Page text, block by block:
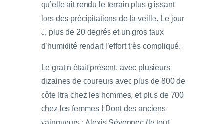
qu’elle ait rendu le terrain plus glissant
lors des précipitations de la veille. Le jour
J, plus de 20 degrés et un gros taux
d’humidité rendait l’effort très compliqué.
Le gratin était présent, avec plusieurs
dizaines de coureurs avec plus de 800 de
côte Itra chez les hommes, et plus de 700
chez les femmes ! Dont des anciens